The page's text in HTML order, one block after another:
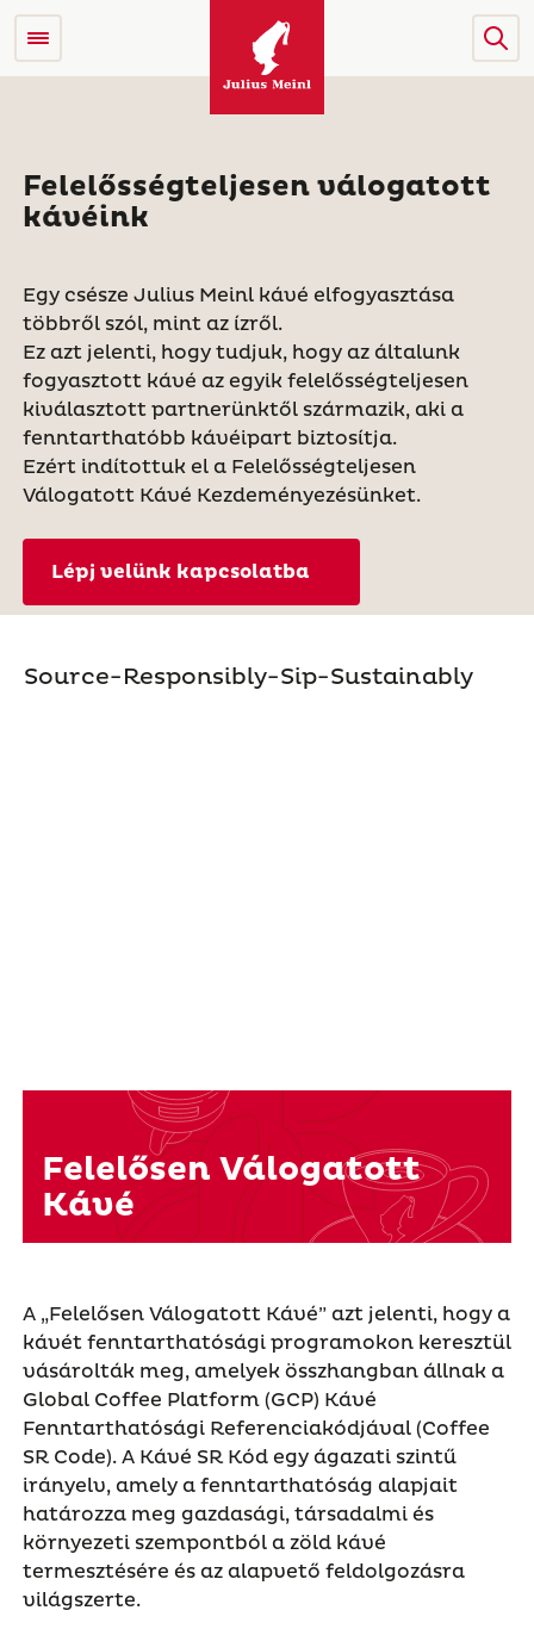
Felelősségteljesen válogatott
kávéink
Egy csésze Julius Meinl kávé elfogyasztása
többről szól, mint az ízről.
Ez azt jelenti, hogy tudjuk, hogy az általunk
fogyasztott kávé az egyik felelősségteljesen
kiválasztott partnerünktől származik, aki a
fenntarthatóbb kávéipart biztosítja.
Ezért indítottuk el a Felelősségteljesen
Válogatott Kávé Kezdeményezésünket.
Lépj velünk kapcsolatba
A „Felelősen Válogatott Kávé” azt jelenti, hogy a
kávét fenntarthatósági programokon keresztül
vásárolták meg, amelyek összhangban állnak a
Global Coffee Platform (GCP) Kávé
Fenntarthatósági Referenciakódjával (Coffee
SR Code). A Kávé SR Kód egy ágazati szintű
irányelv, amely a fenntarthatóság alapjait
határozza meg gazdasági, társadalmi és
környezeti szempontból a zöld kávé
termesztésére és az alapvető feldolgozásra
világszerte.
Felelősen Válogatott
Kávé